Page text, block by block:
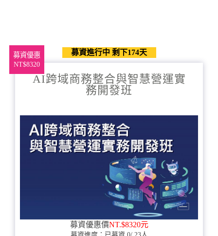
募資優惠
NT$8320
募資進行中 剩下174天
AI跨域商務整合與智慧營運實
務開發班
募資優惠價NT.$8320元